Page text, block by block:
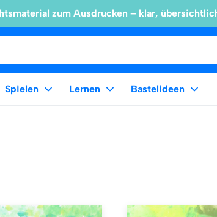
zum Ausdrucken – klar,
Spielen Lernen Bastelideen